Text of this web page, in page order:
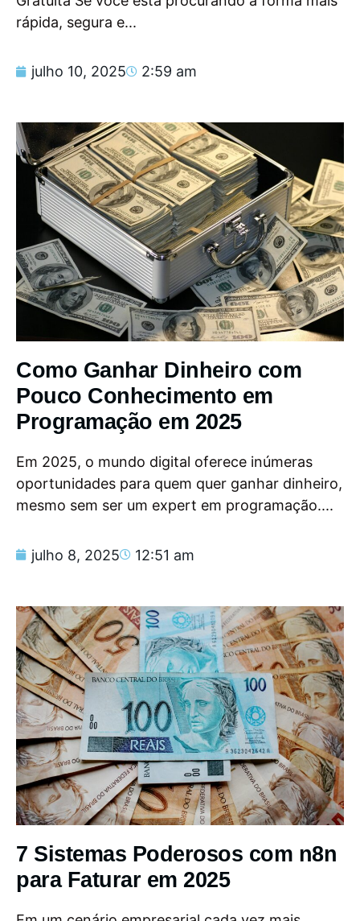
rápida, segura e...
julho 10, 2025 2:59 am
Como Ganhar Dinheiro com
Pouco Conhecimento em
Programação em 2025
Em 2025, o mundo digital oferece inúmeras
oportunidades para quem quer ganhar dinheiro,
mesmo sem ser um expert em programação....
julho 8, 2025 12:51 am
7 Sistemas Poderosos com n8n
para Faturar em 2025